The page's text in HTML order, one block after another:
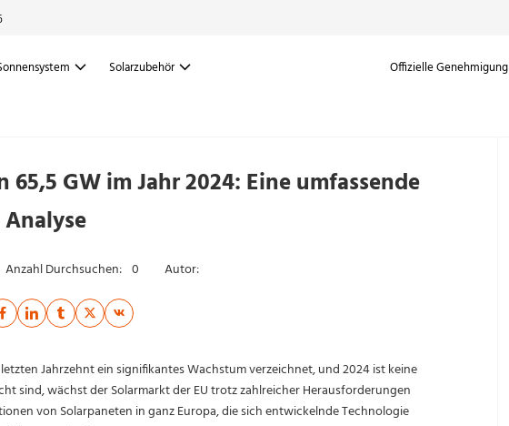
Solarzubehör Offizielle Genehmigung
GW im Jahr 2024: Eine umfassende
Analyse
Anzahl Durchsuchen: 0 Autor:
Jahrzehnt ein signifikantes Wachstum verzeichnet, und 2024 ist keine
sind, wächst der Solarmarkt der EU trotz zahlreicher Herausforderungen
von Solarpaneten in ganz Europa, die sich entwickelnde Technologie